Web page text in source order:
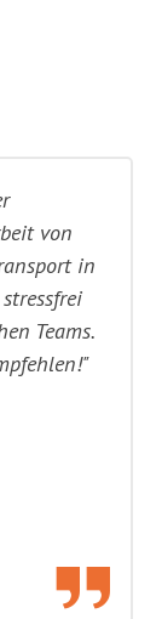
von
in
Teams.